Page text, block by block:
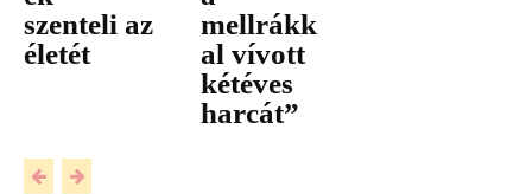
szenteli az
életét
mellrákk
al vívott
kétéves
harcát”